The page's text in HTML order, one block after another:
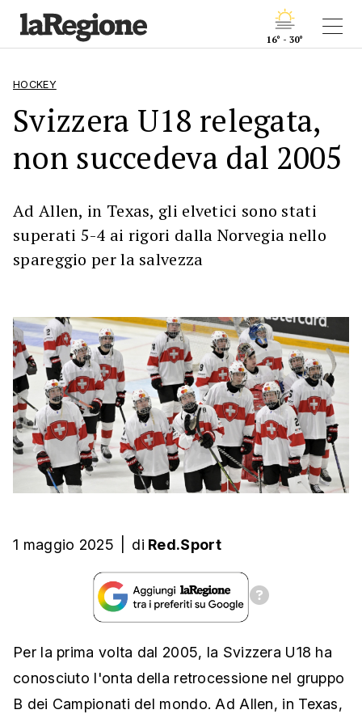
16° - 30°
HOCKEY
Svizzera U18 relegata,
non succedeva dal 2005
Ad Allen, in Texas, gli elvetici sono stati
superati 5-4 ai rigori dalla Norvegia nello
spareggio per la salvezza
1 maggio 2025 di Red.Sport
Per la prima volta dal 2005, la Svizzera U18 ha
conosciuto l'onta della retrocessione nel gruppo
B dei Campionati del mondo. Ad Allen, in Texas,